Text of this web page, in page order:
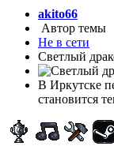
akito66
Автор темы
Не в сети
Светлый
В Иркутске
становится